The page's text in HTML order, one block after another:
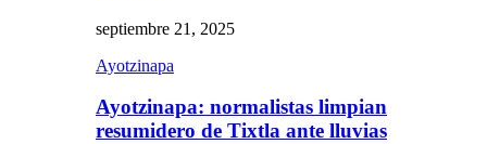
septiembre 21, 2025
Ayotzinapa
Ayotzinapa: normalistas limpian
resumidero de Tixtla ante lluvias